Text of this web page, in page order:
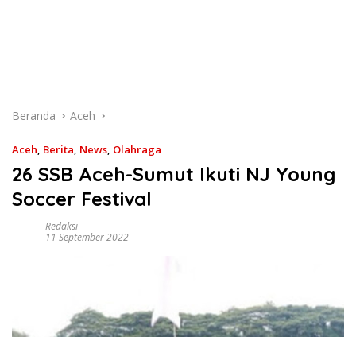
Beranda Aceh
Aceh, Berita, News, Olahraga
26 SSB Aceh-Sumut Ikuti NJ Young
Soccer Festival
Redaksi
11 September 2022